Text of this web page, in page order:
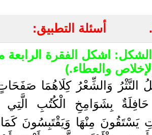
أسئلة التطبيق:
الشكل: اشكل الفقرة
والعطاء.)
النَّثْرُ وَالشِّعْرُ كِلَاهُمَا
حَافِلَةٌ بِشَوَامِخِ الْكُتُبِ
يَسْتَقُونَ مِنْهَا وَيَقْتَبِسُونَ